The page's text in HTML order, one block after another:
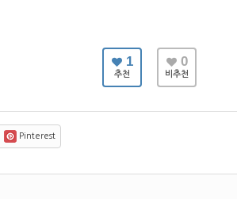
1
추천
0
비추천
Pinterest